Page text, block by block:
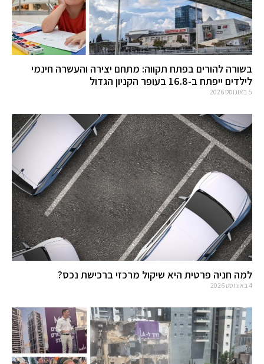
בשורה להורים בפתח תקווה: מתחם יצירה והעשרה חינמי
לילדים ייפתח ב-16.8 בעופר הקניון הגדול
5 באוגוסט 2026
למה חניה פרטית היא שיקול מרכזי ברכישת נכס?
4 באוגוסט 2026